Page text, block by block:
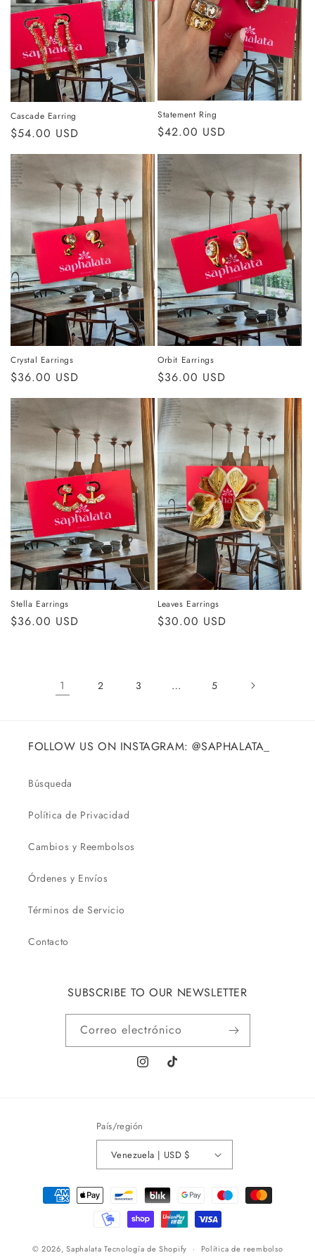
Cascade Earring
Precio
$54.00 USD
Statement Ring
Precio
$42.00 USD
Crystal Earrings
Precio
habitual
$36.00 USD
Orbit Earrings
Precio
habitual
$36.00 USD
Stella Earrings
Precio
$36.00 USD
Leaves Earrings
Precio
$30.00 USD
1 2 3 … 5
FOLLOW US ON INSTAGRAM: @SAPHALATA_
Búsqueda
Política de Privacidad
Cambios y Reembolsos
Órdenes y Envíos
Términos de Servicio
Contacto
SUBSCRIBE TO OUR NEWSLETTER
Correo electrónico
InstagramTikTok
País/región
Venezuela | USD $
Formas
© 2026,Saphalata Tecnología de Shopify Política de reembolso